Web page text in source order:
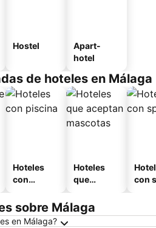
Hostel
Apart-
hotel
de hoteles en Málaga
Hoteles
con
Hoteles
que
mascotas
con
sobre Málaga
en Málaga?